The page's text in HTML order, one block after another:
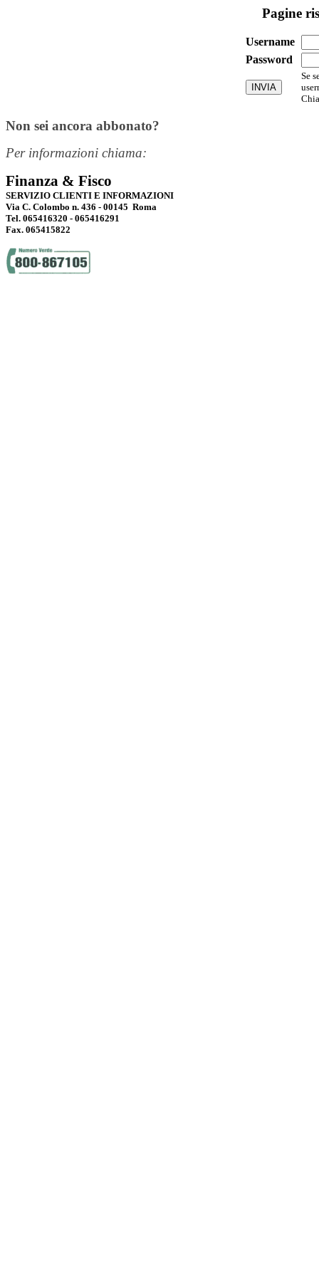
Pagine
Username
Password
Se
Non sei ancora abbonato?
Per informazioni chiama:
Finanza & Fisco
SERVIZIO CLIENTI E INFORMAZIONI
Via C. Colombo n. 436 - 00145 Roma
Tel. 065416320 - 065416291
Fax. 065415822